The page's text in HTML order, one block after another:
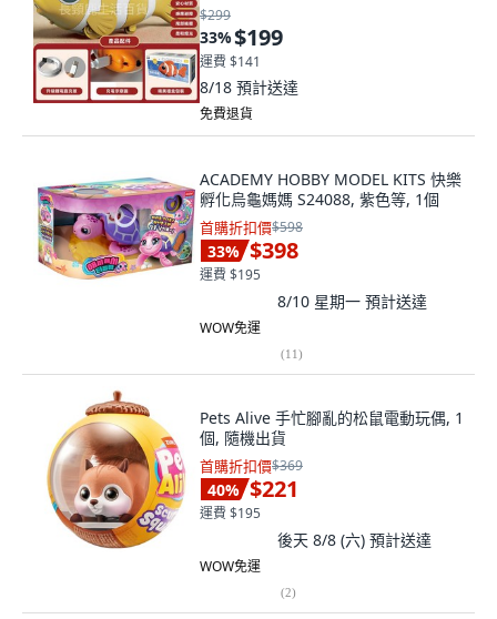
$299
33%$199
運費 $141
8/18 預計送達
免費退貨
ACADEMY HOBBY MODEL KITS 快樂
孵化烏龜媽媽 S24088, 紫色等, 1個
首購折扣價$598
33% $398
運費 $195
8/10 星期一 預計送達
WOW免運
(11)
Pets Alive 手忙腳亂的松鼠電動玩偶, 1
個, 隨機出貨
首購折扣價$369
40% $221
運費 $195
後天 8/8 (六) 預計送達
WOW免運
(2)